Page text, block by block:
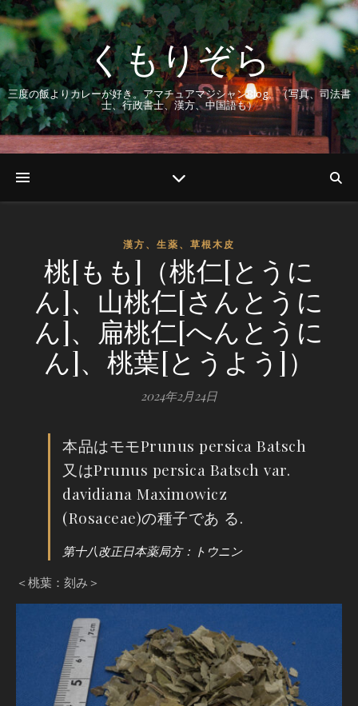
くもりぞら
三度の飯よりカレーが好き。アマチュアマジシャンBlog。（写真、司法書
士、行政書士、漢方、中国語も）
漢方、生薬、草根木皮
桃[もも]（桃仁[とうに
ん]、山桃仁[さんとうに
ん]、扁桃仁[へんとうに
ん]、桃葉[とうよう]）
2024年2月24日
本品はモモPrunus persica Batsch
又はPrunus persica Batsch var.
davidiana Maximowicz
(Rosaceae)の種子であ る.
第十八改正日本薬局方：トウニン
＜桃葉：刻み＞